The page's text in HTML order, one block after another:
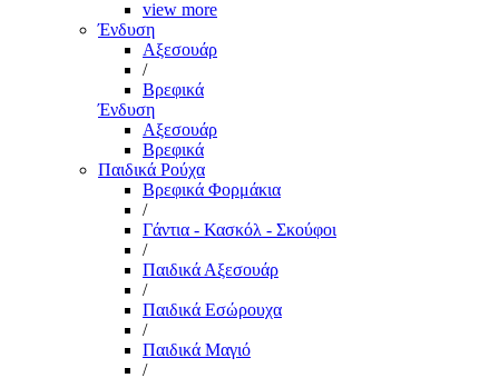
view more
Ένδυση
Αξεσουάρ
/
Βρεφικά
Ένδυση
Αξεσουάρ
Βρεφικά
Παιδικά Ρούχα
Βρεφικά Φορμάκια
/
Γάντια - Κασκόλ - Σκούφοι
/
Παιδικά Αξεσουάρ
/
Παιδικά Εσώρουχα
/
Παιδικά Μαγιό
/